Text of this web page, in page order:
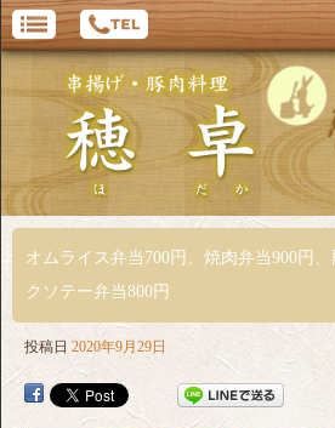
オムライス弁当700円、焼肉弁当900円
クソテー弁当800円
投稿日 2020年9月29日